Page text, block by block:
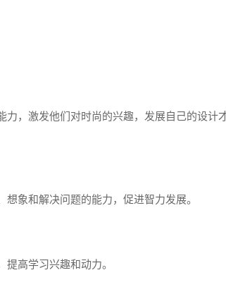
，激发他们对时尚的兴趣，发展自己的设计
象和解决问题的能力，促进智力发展。
高学习兴趣和动力。